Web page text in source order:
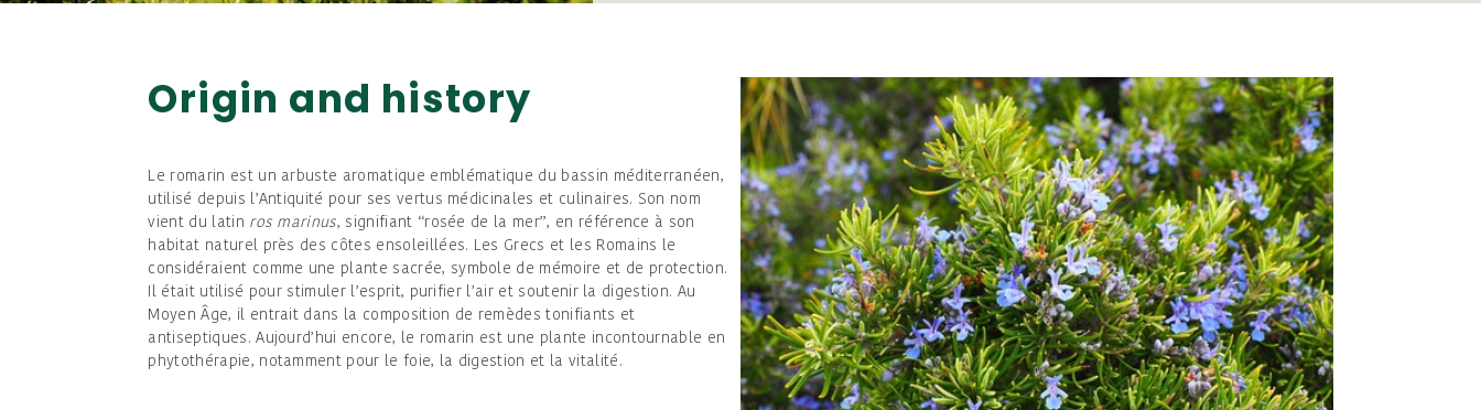
Origin and history
Le romarin est un arbuste aromatique emblématique du bassin méditerranéen,
utilisé depuis l’Antiquité pour ses vertus médicinales et culinaires. Son nom
vient du latin ros marinus, signifiant “rosée de la mer”, en référence à son
habitat naturel près des côtes ensoleillées. Les Grecs et les Romains le
considéraient comme une plante sacrée, symbole de mémoire et de protection.
Il était utilisé pour stimuler l’esprit, purifier l’air et soutenir la digestion. Au
Moyen Âge, il entrait dans la composition de remèdes tonifiants et
antiseptiques. Aujourd’hui encore, le romarin est une plante incontournable en
phytothérapie, notamment pour le foie, la digestion et la vitalité.